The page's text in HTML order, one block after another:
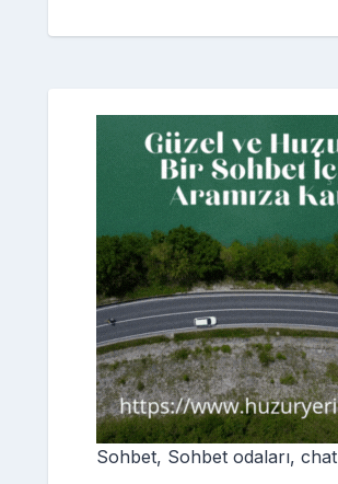
Sohbet, Sohbet odaları, chat